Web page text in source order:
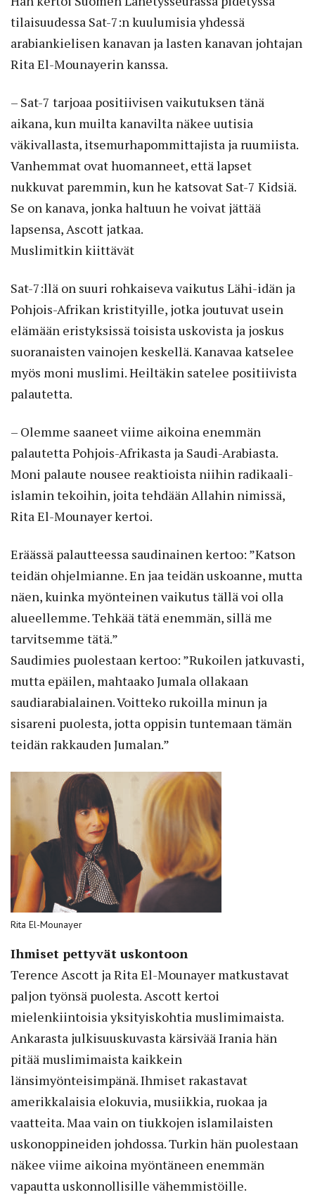
tilaisuudessa Sat-7:n kuulumisia yhdessä
arabiankielisen kanavan ja lasten kanavan johtajan
Rita El-Mounayerin kanssa.
– Sat-7 tarjoaa positiivisen vaikutuksen tänä
aikana, kun muilta kanavilta näkee uutisia
väkivallasta, itsemurhapommittajista ja ruumiista.
Vanhemmat ovat huomanneet, että lapset
nukkuvat paremmin, kun he katsovat Sat-7 Kidsiä.
Se on kanava, jonka haltuun he voivat jättää
lapsensa, Ascott jatkaa.
Muslimitkin kiittävät
Sat-7:llä on suuri rohkaiseva vaikutus Lähi-idän ja
Pohjois-Afrikan kristityille, jotka joutuvat usein
elämään eristyksissä toisista uskovista ja joskus
suoranaisten vainojen keskellä. Kanavaa katselee
myös moni muslimi. Heiltäkin satelee positiivista
palautetta.
– Olemme saaneet viime aikoina enemmän
palautetta Pohjois-Afrikasta ja Saudi-Arabiasta.
Moni palaute nousee reaktioista niihin radikaali-
islamin tekoihin, joita tehdään Allahin nimissä,
Rita El-Mounayer kertoi.
Eräässä palautteessa saudinainen kertoo: ”Katson
teidän ohjelmianne. En jaa teidän uskoanne, mutta
näen, kuinka myönteinen vaikutus tällä voi olla
alueellemme. Tehkää tätä enemmän, sillä me
tarvitsemme tätä.”
Saudimies puolestaan kertoo: ”Rukoilen jatkuvasti,
mutta epäilen, mahtaako Jumala ollakaan
saudiarabialainen. Voitteko rukoilla minun ja
sisareni puolesta, jotta oppisin tuntemaan tämän
teidän rakkauden Jumalan.”
Rita El-Mounayer
Ihmiset pettyvät uskontoon
Terence Ascott ja Rita El-Mounayer matkustavat
paljon työnsä puolesta. Ascott kertoi
mielenkiintoisia yksityiskohtia muslimimaista.
Ankarasta julkisuuskuvasta kärsivää Irania hän
pitää muslimimaista kaikkein
länsimyönteisimpänä. Ihmiset rakastavat
amerikkalaisia elokuvia, musiikkia, ruokaa ja
vaatteita. Maa vain on tiukkojen islamilaisten
uskonoppineiden johdossa. Turkin hän puolestaan
näkee viime aikoina myöntäneen enemmän
vapautta uskonnollisille vähemmistöille.